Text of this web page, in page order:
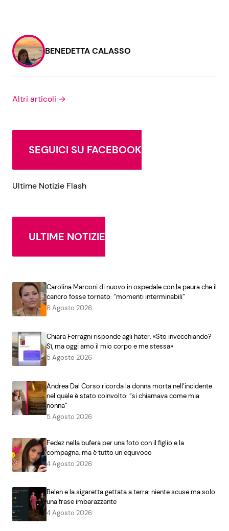
BENEDETTA CALASSO
Altri articoli →
SEGUICI SU FACEBOOK
Ultime Notizie Flash
ULTIME NOTIZIE
Carolina Marconi di nuovo in ospedale con la paura che il
cancro fosse tornato: “momenti interminabili”
6 Agosto 2026
Chiara Ferragni risponde agli hater: «Sto invecchiando?
Sì, ma oggi amo il mio corpo e me stessa»
5 Agosto 2026
Andrea Dal Corso ricorda la donna morta nell’incidente
nel quale è stato coinvolto: “si chiamava come mia
nonna”
5 Agosto 2026
Fedez nella bufera per una foto con il figlio e la
compagna: ma è tutto un equivoco
4 Agosto 2026
Belen e la sigaretta gettata a terra: niente scuse ma solo
una frase imbarazzante
4 Agosto 2026